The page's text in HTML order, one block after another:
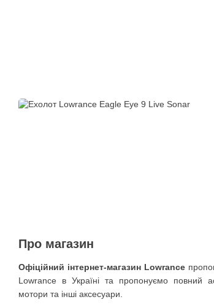
Про магазин
Офіційний інтернет-магазин Lowrance
Lowrance в Україні та пропонуємо повний
мотори та інші аксесуари.